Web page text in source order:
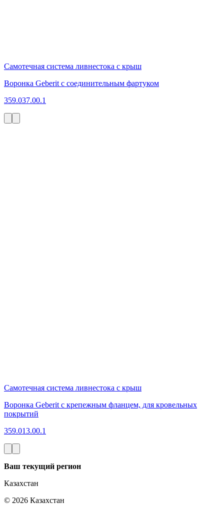
Самотечная система ливнестока с крыш
Воронка Geberit с соединительным фартуком
359.037.00.1
Самотечная система ливнестока с крыш
Воронка Geberit с крепежным фланцем, для кровельных
покрытий
359.013.00.1
Ваш текущий регион
Казахстан
© 2026 Казахстан